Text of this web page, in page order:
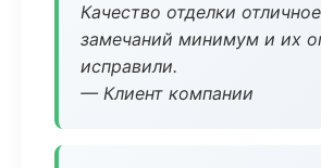
Качество отделки
замечаний минимум и их
исправили.
— Клиент компании